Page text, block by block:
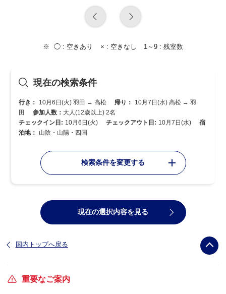
◯ : 空きあり × : 空きなし 1～9 : 残室数
現在の検索条件
行き： 10月6日(火) 羽田 → 高松 帰り：
10月7日(水) 高松 → 羽
田
参加人数： 大人(12歳以上) 2名
チェックイン日: 10月6日(火) チェックアウト日: 10月7日(水)
宿
泊地：
山陰・山陽・四国
検索条件を変更する
現在の選択内容を見る
国内トップへ戻る
重要なご案内